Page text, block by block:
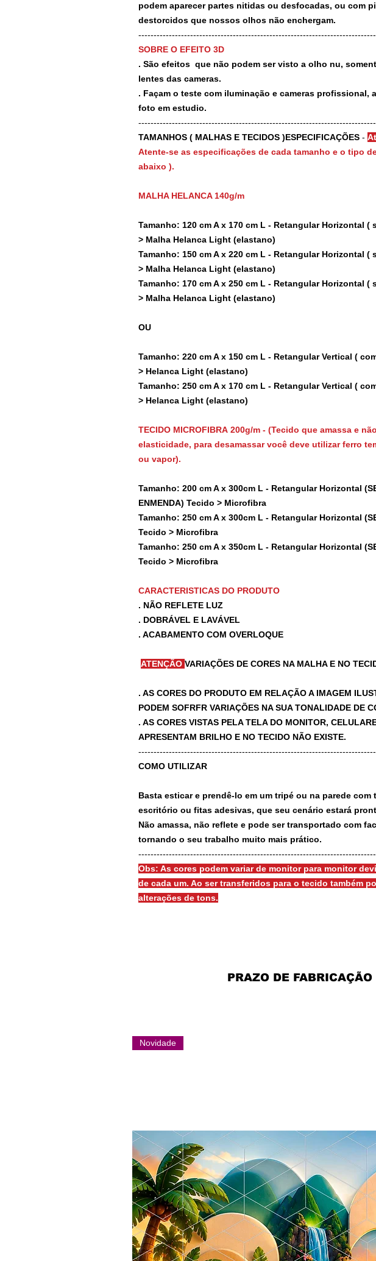
podem aparecer partes nitidas ou desfocadas, ou com
destorcidos que nossos olhos não enchergam.
------------------------------------------------------------------------------
SOBRE O EFEITO 3D
. São efeitos que não podem ser visto a olho nu,
lentes das cameras.
. Façam o teste com iluminação e cameras profissional,
foto em estudio.
------------------------------------------------------------------------------
TAMANHOS ( MALHAS E TECIDOS )ESPECIFICAÇÕES -
Atente-se as especificações de cada tamanho e o tipo
abaixo ).
MALHA HELANCA 140g/m
Tamanho: 120 cm A x 170 cm L - Retangular Horizontal (
> Malha Helanca Light (elastano)
Tamanho: 150 cm A x 220 cm L - Retangular Horizontal (
> Malha Helanca Light (elastano)
Tamanho: 170 cm A x 250 cm L - Retangular Horizontal (
> Malha Helanca Light (elastano)
OU
Tamanho: 220 cm A x 150 cm L - Retangular Vertical (
> Helanca Light (elastano)
Tamanho: 250 cm A x 170 cm L - Retangular Vertical (
> Helanca Light (elastano)
TECIDO MICROFIBRA 200g/m - (Tecido que amassa e
elasticidade, para desamassar você deve utilizar ferro
ou vapor).
Tamanho: 200 cm A x 300cm L - Retangular Horizontal
ENMENDA) Tecido > Microfibra
Tamanho: 250 cm A x 300cm L - Retangular Horizontal
Tecido > Microfibra
Tamanho: 250 cm A x 350cm L - Retangular Horizontal
Tecido > Microfibra
CARACTERISTICAS DO PRODUTO
. NÃO REFLETE LUZ
. DOBRÁVEL E LAVÁVEL
. ACABAMENTO COM OVERLOQUE
ATENÇÃO VARIAÇÕES DE CORES NA MALHA E NO
. AS CORES DO PRODUTO EM RELAÇÃO A IMAGEM
PODEM SOFRFR VARIAÇÕES NA SUA TONALIDADE DE
. AS CORES VISTAS PELA TELA DO MONITOR,
APRESENTAM BRILHO E NO TECIDO NÃO EXISTE.
------------------------------------------------------------------------------
COMO UTILIZAR
Basta esticar e prendê-lo em um tripé ou na parede com
escritório ou fitas adesivas, que seu cenário estará
Não amassa, não reflete e pode ser transportado com
tornando o seu trabalho muito mais prático.
------------------------------------------------------------------------------
Obs: As cores podem variar de monitor para monitor
de cada um. Ao ser transferidos para o tecido também
alterações de tons.
PRAZO DE
Novidade